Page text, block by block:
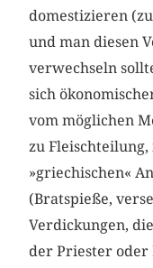
domestizieren
und man diesen
verwechseln
sich
vom möglichen
zu
»griechischen«
(Bratspieße,
Verdickungen,
der Priester oder